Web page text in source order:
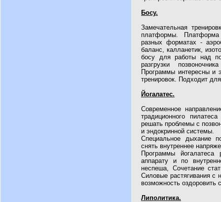
Босу.
Замечательная
платформы. Платформа
разных форматах -
баланс, калланетик,
босу для работы над
разгрузки
Программы интересны и
тренировок. Подходит
Йогалатес.
Современное
традиционного
решать проблемы с
и эндокринной системы.
Специальное дыхание
снять внутреннее
Программы йогалатеса
аппарату и по
неспеша, Сочетание
Силовые растягивания с
возможность оздоровить
Липолитика.